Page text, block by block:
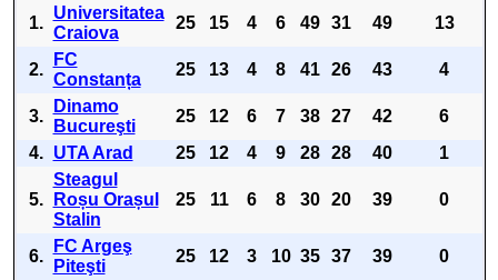
1.
Universitatea
Craiova
25 15 4 6 49 31 49 13
2.
FC
Constanța
25 13 4 8 41 26 43 4
3.
Dinamo
Bucureşti
25 12 6 7 38 27 42
6
4.
UTA Arad 25 12 4 9 28 28 40 1
5.
Steagul
Roșu Orașul
Stalin
25 11 6 8 30 20 39 0
6.
FC Argeş
Piteşti
25 12 3 10 35 37 39 0